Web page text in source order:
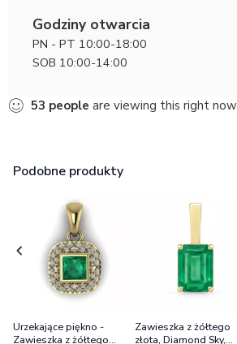
Godziny otwarcia
PN - PT 10:00-18:00
SOB 10:00-14:00
53 people are viewing this right now
Podobne produkty
Urzekające piękno -
Zawieszka z żółtego
Zawieszka z żółtego
złota, Diamond Sky,